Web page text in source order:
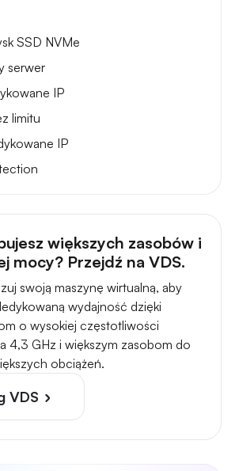
SSD NVMe
serwer
IP
limitu
IP
większych zasobów i
mocy? Przejdź na VDS.
swoją maszynę wirtualną, aby
wydajność dzięki
o wysokiej częstotliwości
4,3 GHz i większym zasobom do
obciążeń.
VDS